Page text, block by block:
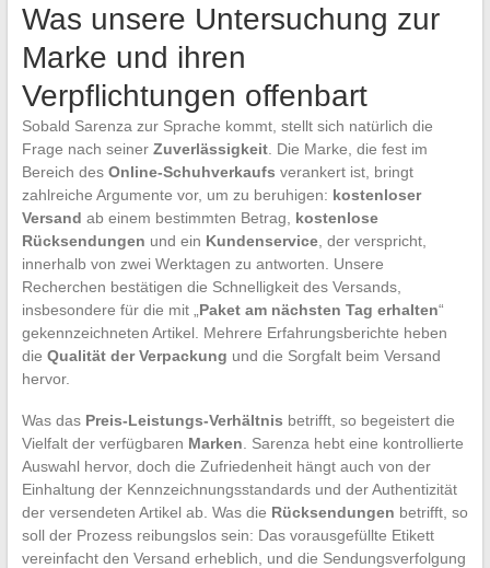
Was unsere Untersuchung zur
Marke und ihren
Verpflichtungen offenbart
Sobald Sarenza zur Sprache kommt, stellt sich natürlich die
Frage nach seiner Zuverlässigkeit. Die Marke, die fest im
Bereich des Online-Schuhverkaufs verankert ist, bringt
zahlreiche Argumente vor, um zu beruhigen: kostenloser
Versand ab einem bestimmten Betrag, kostenlose
Rücksendungen und ein Kundenservice, der verspricht,
innerhalb von zwei Werktagen zu antworten. Unsere
Recherchen bestätigen die Schnelligkeit des Versands,
insbesondere für die mit „ Paket am nächsten Tag erhalten“
gekennzeichneten Artikel. Mehrere Erfahrungsberichte heben
die Qualität der Verpackung und die Sorgfalt beim Versand
hervor.
Was das Preis-Leistungs-Verhältnis betrifft, so begeistert die
Vielfalt der verfügbaren Marken . Sarenza hebt eine kontrollierte
Auswahl hervor, doch die Zufriedenheit hängt auch von der
Einhaltung der Kennzeichnungsstandards und der Authentizität
der versendeten Artikel ab. Was die Rücksendungen betrifft, so
soll der Prozess reibungslos sein: Das vorausgefüllte Etikett
vereinfacht den Versand erheblich, und die Sendungsverfolgung